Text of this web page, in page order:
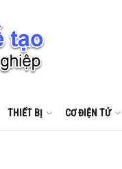
THIẾT BỊ CƠ ĐIỆN TỬ